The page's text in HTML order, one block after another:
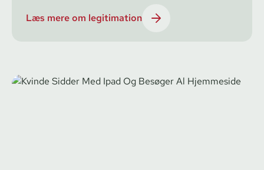
Læs mere om legitimation